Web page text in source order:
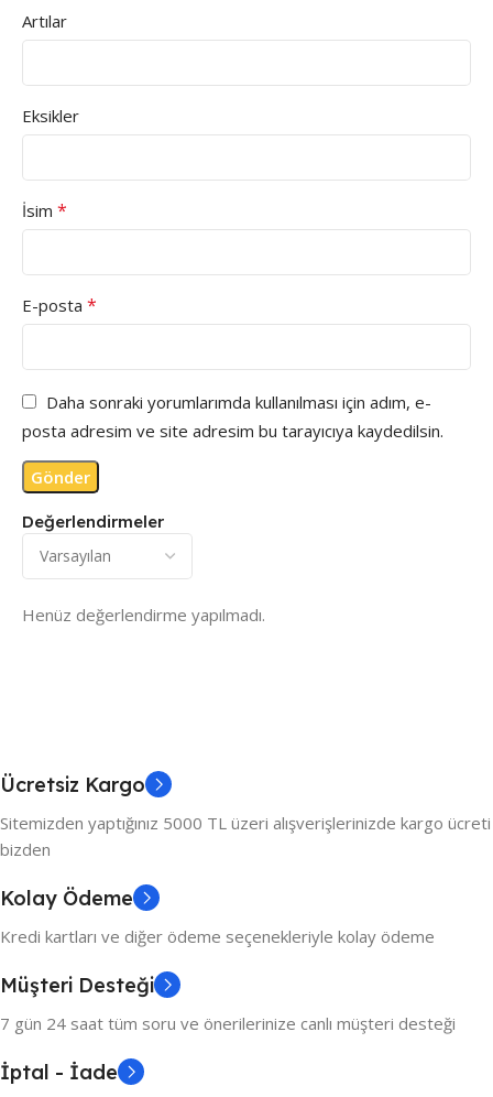
Değerlendirmeler
Henüz değerlendirme yapılmadı.
Artılar
Eksikler
İsim *
E-posta *
Daha sonraki yorumlarımda kullanılması için adım, e-
posta adresim ve site adresim bu tarayıcıya kaydedilsin.
Ücretsiz Kargo
Sitemizden yaptığınız 5000 TL üzeri alışverişlerinizde kargo ücreti
bizden
Kolay Ödeme
Kredi kartları ve diğer ödeme seçenekleriyle kolay ödeme
Müşteri Desteği
7 gün 24 saat tüm soru ve önerilerinize canlı müşteri desteği
İptal - İade